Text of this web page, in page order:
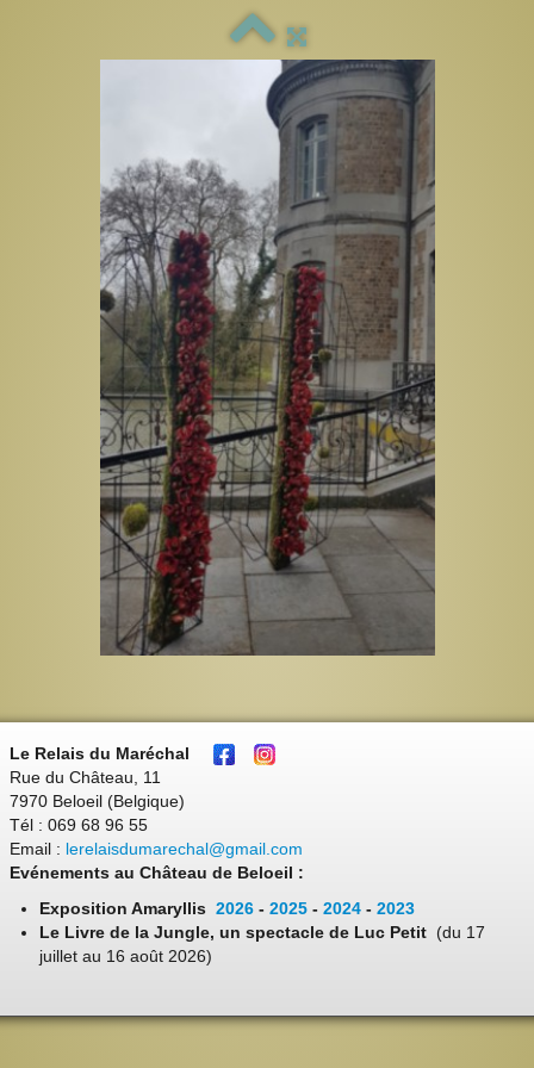
Le Relais du Maréchal
Rue du Château, 11
7970 Beloeil (Belgique)
Tél : 069 68 96 55
Email : lerelaisdumarechal@gmail.com
Evénements au Château de Beloeil :
Exposition Amaryllis 2026 - 2025 - 2024 - 2023
Le Livre de la Jungle, un spectacle de Luc Petit (du 17
juillet au 16 août 2026)